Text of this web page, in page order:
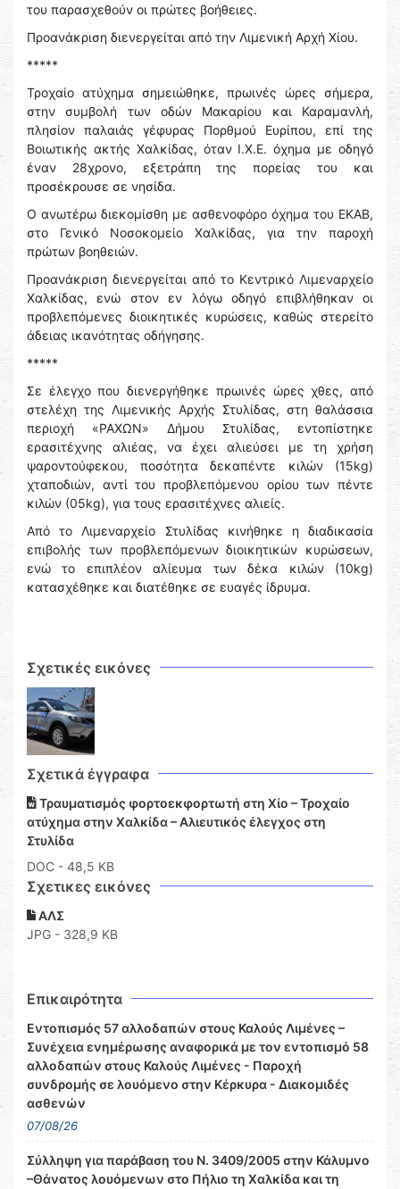
του παρασχεθούν οι πρώτες βοήθειες.
Προανάκριση διενεργείται από την Λιμενική Αρχή Χίου.
*****
Τροχαίο ατύχημα σημειώθηκε, πρωινές ώρες σήμερα,
στην συμβολή των οδών Μακαρίου και Καραμανλή,
πλησίον παλαιάς γέφυρας Πορθμού Ευρίπου, επί της
Βοιωτικής ακτής Χαλκίδας, όταν Ι.Χ.Ε. όχημα με οδηγό
έναν 28χρονο, εξετράπη της πορείας του και
προσέκρουσε σε νησίδα.
Ο ανωτέρω διεκομίσθη με ασθενοφόρο όχημα του ΕΚΑΒ,
στο Γενικό Νοσοκομείο Χαλκίδας, για την παροχή
πρώτων βοηθειών.
Προανάκριση διενεργείται από το Κεντρικό Λιμεναρχείο
Χαλκίδας, ενώ στον εν λόγω οδηγό επιβλήθηκαν οι
προβλεπόμενες διοικητικές κυρώσεις, καθώς στερείτο
άδειας ικανότητας οδήγησης.
*****
Σε έλεγχο που διενεργήθηκε πρωινές ώρες χθες, από
στελέχη της Λιμενικής Αρχής Στυλίδας, στη θαλάσσια
περιοχή «ΡΑΧΩΝ» Δήμου Στυλίδας, εντοπίστηκε
ερασιτέχνης αλιέας, να έχει αλιεύσει με τη χρήση
ψαροντούφεκου, ποσότητα δεκαπέντε κιλών (15kg)
χταποδιών, αντί του προβλεπόμενου ορίου των πέντε
κιλών (05kg), για τους ερασιτέχνες αλιείς.
Από το Λιμεναρχείο Στυλίδας κινήθηκε η διαδικασία
επιβολής των προβλεπόμενων διοικητικών κυρώσεων,
ενώ το επιπλέον αλίευμα των δέκα κιλών (10kg)
κατασχέθηκε και διατέθηκε σε ευαγές ίδρυμα.
Σχετικές εικόνες
Σχετικά έγγραφα
Τραυματισμός φορτοεκφορτωτή στη Χίο – Τροχαίο
ατύχημα στην Χαλκίδα – Αλιευτικός έλεγχος στη
Στυλίδα
DOC - 48,5 KB
Σχετικες εικόνες
ΑΛΣ
JPG - 328,9 KB
Επικαιρότητα
Εντοπισμός 57 αλλοδαπών στους Καλούς Λιμένες –
Συνέχεια ενημέρωσης αναφορικά με τον εντοπισμό 58
αλλοδαπών στους Καλούς Λιμένες - Παροχή
συνδρομής σε λουόμενο στην Κέρκυρα - Διακομιδές
ασθενών
07/08/26
Σύλληψη για παράβαση του Ν. 3409/2005 στην Κάλυμνο
–Θάνατος λουόμενων στο Πήλιο τη Χαλκίδα και τη